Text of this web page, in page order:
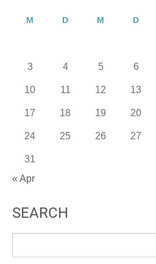
M D M D
3 4 5 6
10 11 12 13
17 18 19 20
24 25 26 27
31
« Apr
SEARCH